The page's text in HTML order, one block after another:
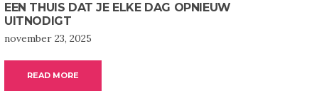
EEN THUIS DAT JE ELKE DAG OPNIEUW
UITNODIGT
november 23, 2025
READ MORE